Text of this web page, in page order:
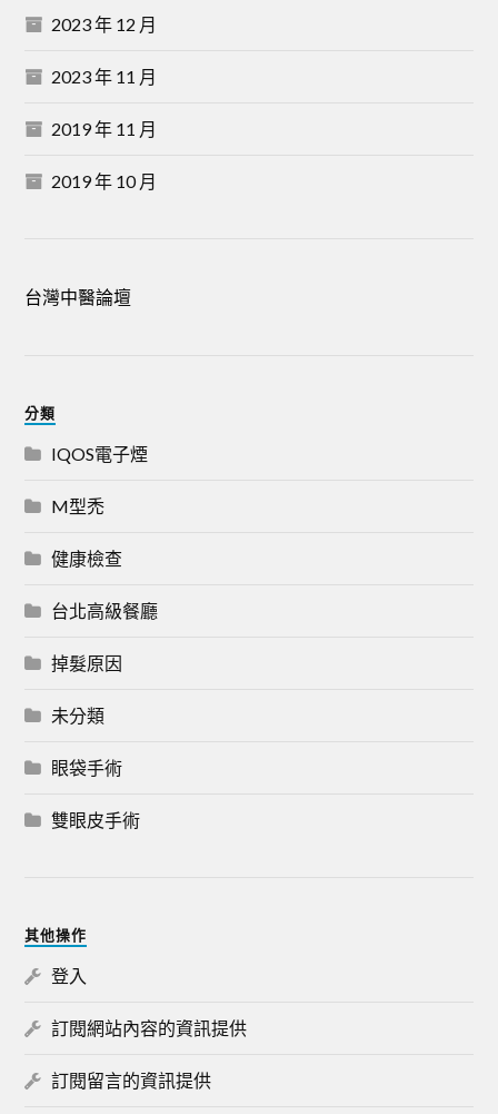
2023 年 12 月
2023 年 11 月
2019 年 11 月
2019 年 10 月
台灣中醫論壇
分類
IQOS電子煙
M型禿
健康檢查
台北高級餐廳
掉髮原因
未分類
眼袋手術
雙眼皮手術
其他操作
登入
訂閱網站內容的資訊提供
訂閱留言的資訊提供